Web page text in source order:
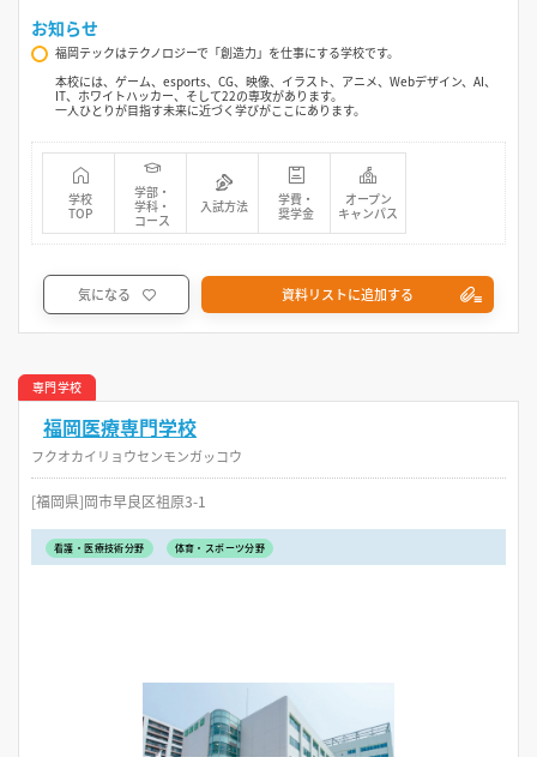
お知らせ
福岡テックはテクノロジーで「創造力」を仕事にする学校です。
本校には、ゲーム、esports、CG、映像、イラスト、アニメ、Webデザイン、AI、
IT、ホワイトハッカー、そして22の専攻があります。
一人ひとりが目指す未来に近づく学びがここにあります。
学校
TOP
学部・
学科・
コース
入試方法
学費・
奨学金
オープン
キャンパス
気になる 資料リストに追加する
専門学校
福岡医療専門学校
フクオカイリョウセンモンガッコウ
[福岡県]岡市早良区祖原3-1
看護・医療技術分野 体育・スポーツ分野